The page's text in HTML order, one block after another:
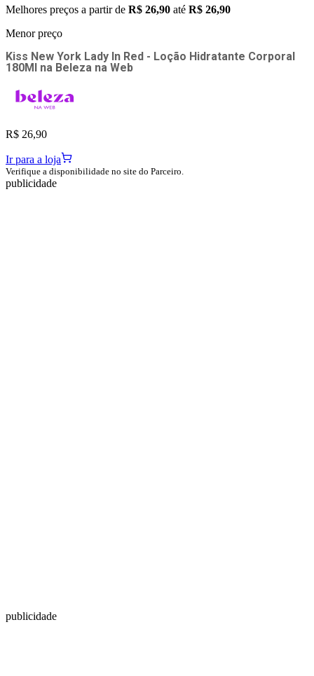
Melhores preços a partir de R$ 26,90 até R$ 26,90
Menor preço
Kiss New York Lady In Red - Loção Hidratante Corporal
180Ml na Beleza na Web
R$ 26,90
Ir para a loja
Verifique a disponibilidade no site do Parceiro.
publicidade
publicidade